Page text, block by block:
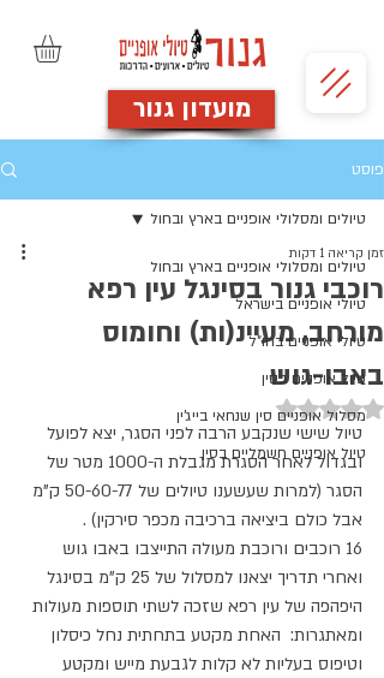
מועדון גנור
פוסט
טיולים ומסלולי אופניים בארץ ובחול
טיולי אופניים בישראל
טיולי אופניים בחו"ל
טיול אופניים בסין
מסלול אופניים סין שנחאי בייג'ין
טיול אופניים חשמליים בסין
טיולים ומסלולי אופניים בארץ ובחול
רוכבי גנור בסינגל עין רפא
מורחב, מעיינ(ות) וחומוס
באבו-גוש
זמן קריאה 1 דקות
דירוג של NaN מתוך 5 כוכבים
טיול שישי שנקבע הרבה לפני הסגר, יצא לפועל
ובגדול לאחר הסגרת מגבלת ה-1000 מטר של
הסגר (למרות שעשענו טיולים של 50-60-77 ק"מ
אבל כולם ביציאה ברכיבה מכפר סירקין) .
16 רוכבים ורוכבת מעולה התייצבו באבו גוש
ואחרי תדריך יצאנו למסלול של 25 ק"מ בסינגל
היפהפה של עין רפא שזכה לשתי תוספות מעולות
ומאתגרות:  האחת מקטע בתחתית נחל כיסלון
וטיפוס בעליות לא קלות לגבעת מייש ומקטע